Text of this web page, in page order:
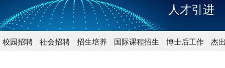
人才引进
校园招聘 社会招聘 招生培养 国际课程招生 博士后工作 杰